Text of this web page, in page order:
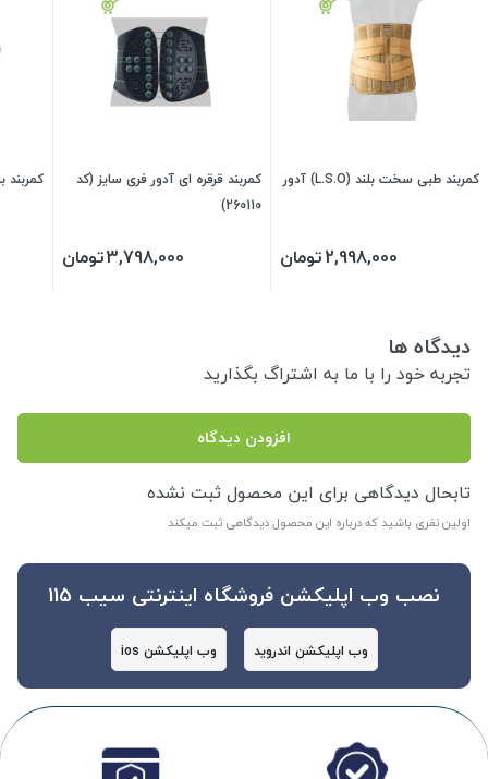
کمربند طبی سخت بلند (L.S.O) آدور
2,998,000تومان
کمربند قرقره ای آدور فری سایز (کد
260110)
3,798,000تومان
کمربند
دیدگاه ها
تجربه خود را با ما به اشتراگ بگذارید
افزودن دیدگاه
تابحال دیدگاهی برای این محصول ثبت نشده
اولین نفری باشید که درباره این محصول دیدگاهی ثبت میکند
نصب وب اپلیکشن فروشگاه اینترنتی سیب 115
وب اپلیکشن اندروید وب اپلیکشن ios